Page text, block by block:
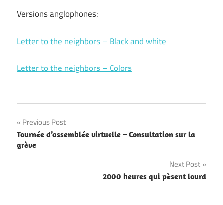
Versions anglophones:
Letter to the neighbors – Black and white
Letter to the neighbors – Colors
Navigation
de
Previous Post
Tournée d’assemblée virtuelle – Consultation sur la
grève
Next Post
2000 heures qui pèsent lourd